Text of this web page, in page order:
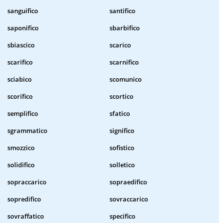
sanguifico
santifico
saponifico
sbarbifico
sbiascico
scarico
scarifico
scarnifico
sciabico
scomunico
scorifico
scortico
semplifico
sfatico
sgrammatico
significo
smozzico
sofistico
solidifico
solletico
sopraccarico
sopraedifico
sopredifico
sovraccarico
sovraffatico
specifico